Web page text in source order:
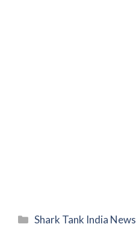
Categories
Shark Tank India News